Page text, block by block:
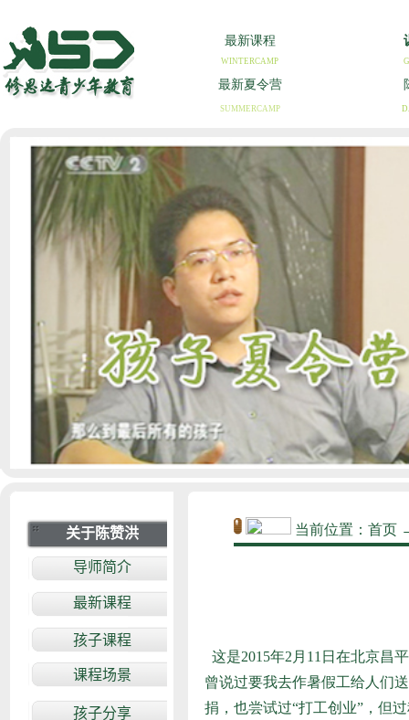
当前位置 ： 首页
这是2015年2月11日在北京昌
曾说过要我去作暑假工给人们
捐，也尝试过“打工创业”，但